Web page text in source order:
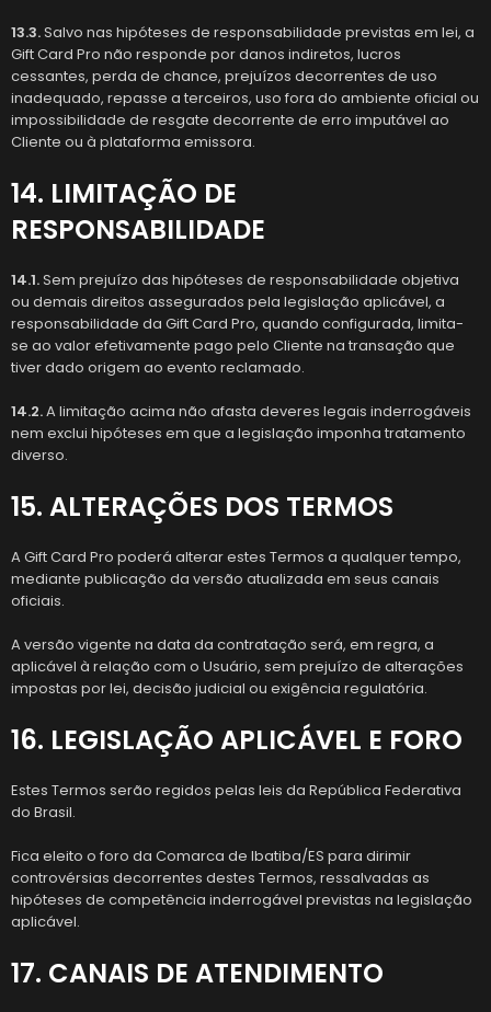
13.3.Salvo nas hipóteses de responsabilidade previstas em lei, a
Gift Card Pro não responde por danos indiretos, lucros
cessantes, perda de chance, prejuízos decorrentes de uso
inadequado, repasse a terceiros, uso fora do ambiente oficial ou
impossibilidade de resgate decorrente de erro imputável ao
Cliente ou à plataforma emissora.
14. LIMITAÇÃO DE
RESPONSABILIDADE
14.1.Sem prejuízo das hipóteses de responsabilidade objetiva
ou demais direitos assegurados pela legislação aplicável, a
responsabilidade da Gift Card Pro, quando configurada, limita-
se ao valor efetivamente pago pelo Cliente na transação que
tiver dado origem ao evento reclamado.
14.2.A limitação acima não afasta deveres legais inderrogáveis
nem exclui hipóteses em que a legislação imponha tratamento
diverso.
15. ALTERAÇÕES DOS TERMOS
A Gift Card Pro poderá alterar estes Termos a qualquer tempo,
mediante publicação da versão atualizada em seus canais
oficiais.
A versão vigente na data da contratação será, em regra, a
aplicável à relação com o Usuário, sem prejuízo de alterações
impostas por lei, decisão judicial ou exigência regulatória.
16. LEGISLAÇÃO APLICÁVEL E FORO
Estes Termos serão regidos pelas leis da República Federativa
do Brasil.
Fica eleito o foro da Comarca de Ibatiba/ES para dirimir
controvérsias decorrentes destes Termos, ressalvadas as
hipóteses de competência inderrogável previstas na legislação
aplicável.
17. CANAIS DE ATENDIMENTO